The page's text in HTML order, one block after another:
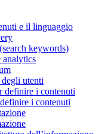
e il linguaggio
keywords)
analytics
utenti
definire i contenuti
i contenuti